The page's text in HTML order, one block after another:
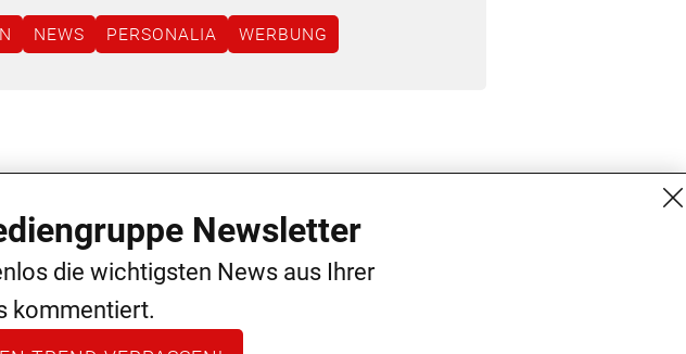
NEWS PERSONALIA WERBUNG
Burgring 1/7
Newsletter
die wichtigsten News aus Ihrer
kommentiert.